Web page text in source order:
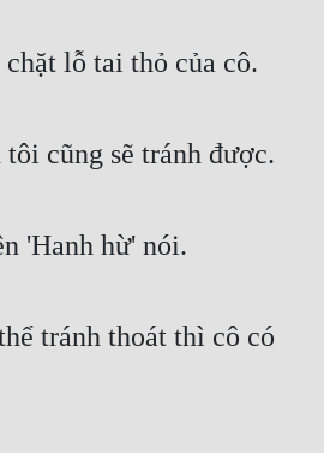
lỗ tai thỏ của cô.
cũng sẽ tránh được.
'Hanh hừ' nói.
tránh thoát thì cô có